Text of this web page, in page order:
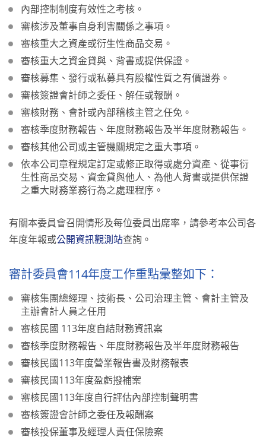
內部控制制度有效性之考核。
審核涉及董事自身利害關係之事項。
審核重大之資產或衍生性商品交易。
審核重大之資金貸與、背書或提供保證。
審核募集、發行或私募具有股權性質之有價證券。
審核簽證會計師之委任、解任或報酬。
審核財務、會計或內部稽核主管之任免。
審核季度財務報告、年度財務報告及半年度財務報告。
審核其他公司或主管機關規定之重大事項。
依本公司章程規定訂定或修正取得或處分資產、從事衍
生性商品交易、資金貸與他人、為他人背書或提供保證
之重大財務業務行為之處理程序。
有關本委員會召開情形及每位委員出席率，請參考本公司各
年度年報或公開資訊觀測站查詢。
審計委員會114年度工作重點彙整如下：
審核集團總經理、技術長、公司治理主管、會計主管及
主辦會計人員之任用
審核民國 113年度自結財務資訊案
審核季度財務報告、年度財務報告及半年度財務報告
審核民國113年度營業報告書及財務報表
審核民國113年度盈虧撥補案
審核民國113年度自行評估內部控制聲明書
審核簽證會計師之委任及報酬案
審核投保董事及經理人責任保險案